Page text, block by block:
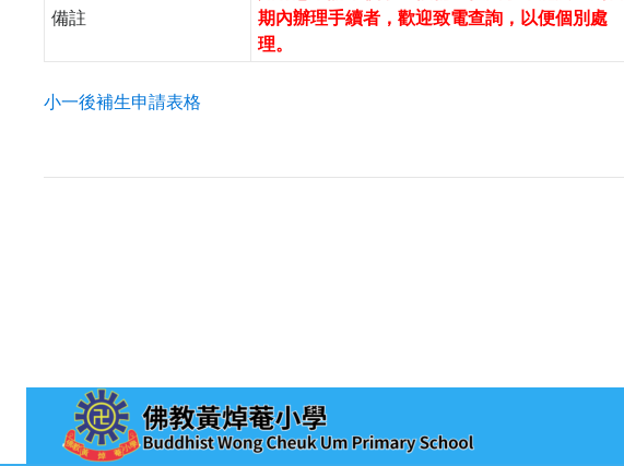
備註
期內辦理手續者，歡迎致電查詢，以便個別處
理。
小一後補生申請表格